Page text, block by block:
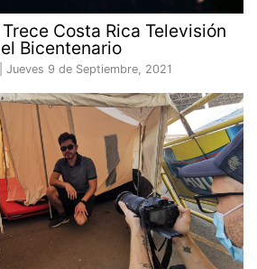
Costa Rica Televisión
Bicentenario
Jueves 9 de Septiembre, 2021